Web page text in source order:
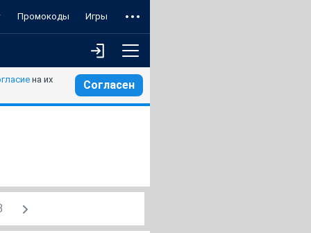
Промокоды Игры
на их
Согласен